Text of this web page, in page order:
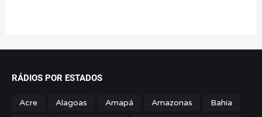
RÁDIOS POR ESTADOS
Acre Alagoas Amapá Amazonas
Bahia